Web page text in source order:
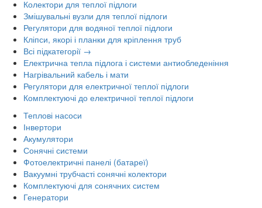
Колектори для теплої підлоги
Змішувальні вузли для теплої підлоги
Регулятори для водяної теплої підлоги
Кліпси, якорі і планки для кріплення труб
Всі підкатегорії →
Електрична тепла підлога і системи антиобледеніння
Нагрівальний кабель і мати
Регулятори для електричної теплої підлоги
Комплектуючі до електричної теплої підлоги
Теплові насоси
Інвертори
Акумулятори
Сонячні системи
Фотоелектричні панелі (батареї)
Вакуумні трубчасті сонячні колектори
Комплектуючі для сонячних систем
Генератори